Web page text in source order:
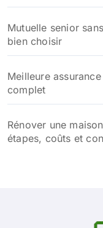
Mutuelle senior
bien choisir
Meilleure
complet
Rénover une
étapes, coûts et